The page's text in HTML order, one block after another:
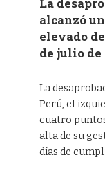
La
alcanzó
elevado
de julio de
La
Perú, el
cuatro
alta de su
días de